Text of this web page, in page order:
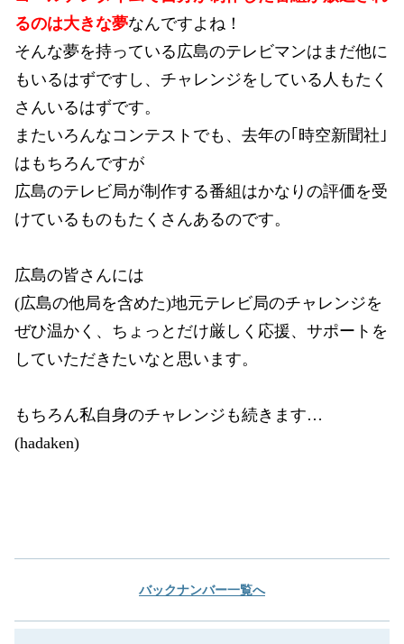
るのは大きな夢なんですよね！
そんな夢を持っている広島のテレビマンはまだ他に
もいるはずですし、チャレンジをしている人もたく
さんいるはずです。
またいろんなコンテストでも、去年の｢時空新聞社｣
はもちろんですが
広島のテレビ局が制作する番組はかなりの評価を受
けているものもたくさんあるのです。
広島の皆さんには
(広島の他局を含めた)地元テレビ局のチャレンジを
ぜひ温かく、ちょっとだけ厳しく応援、サポートを
していただきたいなと思います。
もちろん私自身のチャレンジも続きます…
(hadaken)
バックナンバー一覧へ